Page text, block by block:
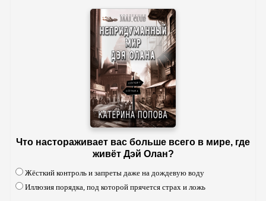
Что настораживает вас больше всего в мире, где
живёт Дэй Олан?
Жёсткий контроль и запреты даже на дождевую воду
Иллюзия порядка, под которой прячется страх и ложь